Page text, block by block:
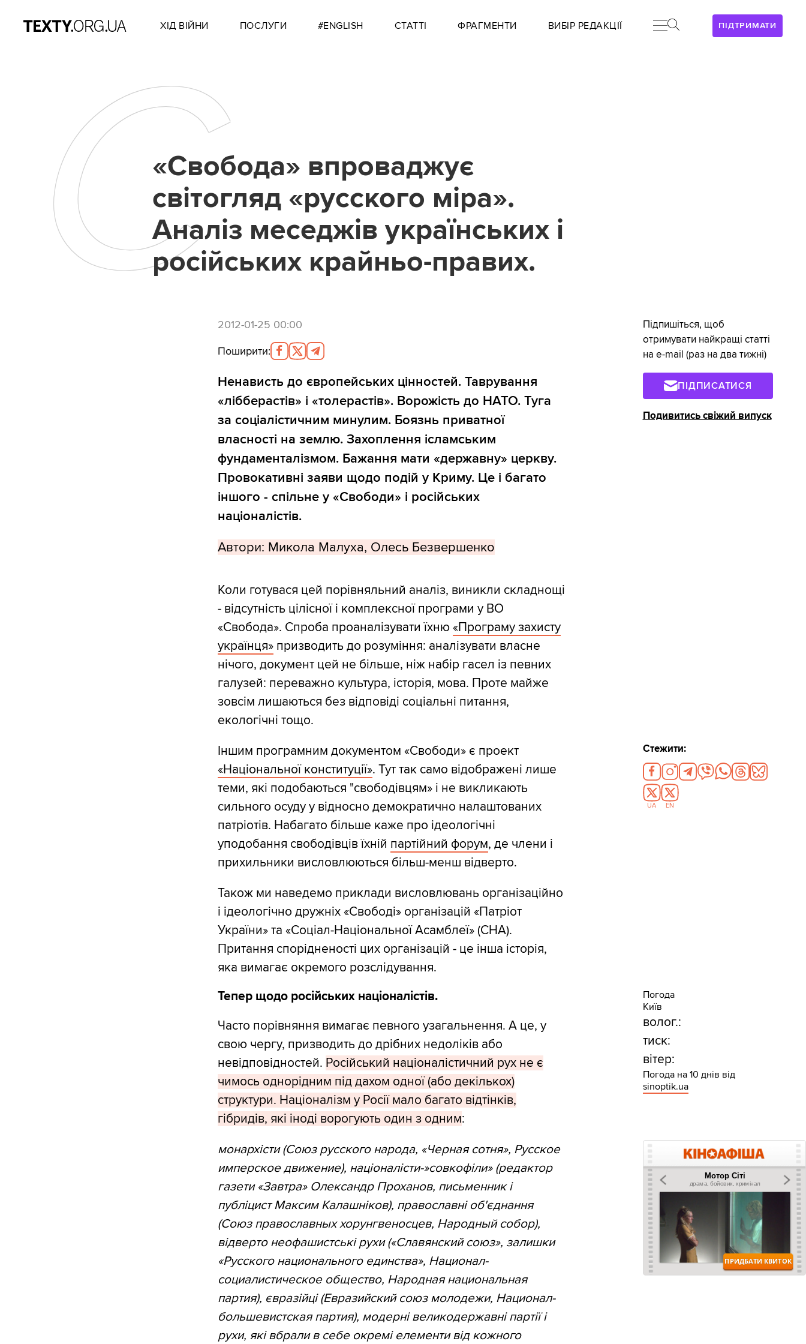
ПІДТРИМАТИ
ХІД ВІЙНИ ПОСЛУГИ #ENGLISH СТАТТІ ФРАГМЕНТИ ВИБІР РЕДАКЦІЇ
С«Свобода» впроваджує
світогляд «русского міра».
Аналіз меседжів українських і
російських крайньо-правих.
2012-01-25 00:00
Поширити:
Ненависть до європейських цінностей. Таврування
«лібберастів» і «толерастів». Ворожість до НАТО. Туга
за соціалістичним минулим. Боязнь приватної
власності на землю. Захоплення ісламським
фундаменталізмом. Бажання мати «державну» церкву.
Провокативні заяви щодо подій у Криму. Це і багато
іншого - спільне у «Свободи» і російських
націоналістів.
Автори: Микола Малуха, Олесь Безвершенко
Коли готувася цей порівняльний аналіз, виникли складнощі
- відсутність цілісної і комплексної програми у ВО
«Свобода». Спроба проаналізувати їхню «Програму захисту
українця» призводить до розуміння: аналізувати власне
нічого, документ цей не більше, ніж набір гасел із певних
галузей: переважно культура, історія, мова. Проте майже
зовсім лишаються без відповіді соціальні питання,
екологічні тощо.
Іншим програмним документом «Свободи» є проект
«Національної конституції». Тут так само відображені лише
теми, які подобаються "свободівцям» і не викликають
сильного осуду у відносно демократично налаштованих
патріотів. Набагато більше каже про ідеологічні
уподобання свободівців їхній партійний форум, де члени і
прихильники висловлюються більш-менш відверто.
Також ми наведемо приклади висловлювань організаційно
і ідеологічно дружніх «Свободі» організацій «Патріот
України» та «Соціал-Національної Асамблеї» (СНА).
Притання спорідненості цих організацій - це інша історія,
яка вимагає окремого розслідування.
Тепер щодо російських націоналістів.
Часто порівняння вимагає певного узагальнення. А це, у
свою чергу, призводить до дрібних недоліків або
невідповідностей. Російський націоналістичний рух не є
чимось однорідним під дахом одної (або декількох)
структури. Націоналізм у Росії мало багато відтінків,
гібридів, які іноді ворогують один з одним:
монархісти (Союз русского народа, «Черная сотня», Русское
имперское движение), націоналісти-»совкофіли» (редактор
газети «Завтра» Олександр Проханов, письменник і
публіцист Максим Калашніков), православні об'єднання
(Союз православных хорунгвеносцев, Народный собор),
відверто неофашистські рухи («Славянский союз», залишки
«Русского национального единства», Национал-
социалистическое общество, Народная национальная
партия), євразійці (Евразийский союз молодежи, Национал-
большевистская партия), модерні великодержавні партії і
рухи, які вбрали в себе окремі елементи від кожного
Підпишіться, щоб
отримувати найкращі статті
на e-mail (раз на два тижні)
ПІДПИСАТИСЯ
Подивитись свіжий випуск
Стежити:
UA EN
Погода
Київ
волог.:
тиск:
вітер:
Погода на 10 днів від
sinoptik.ua